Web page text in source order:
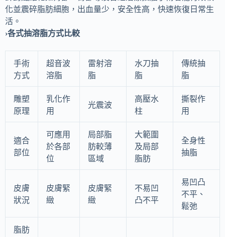
化並震碎脂肪細胞，出血量少，安全性高，快速恢復日常生
活。
›各式抽溶脂方式比較
手術
方式
超音波
溶脂
雷射溶
脂
水刀抽
脂
傳統抽
脂
雕塑
原理
乳化作
用
光震波
高壓水
柱
撕裂作
用
適合
部位
可應用
於各部
位
局部脂
肪較薄
區域
大範圍
及局部
脂肪
全身性
抽脂
皮膚
狀況
皮膚緊
緻
皮膚緊
緻
不易凹
凸不平
易凹凸
不平、
鬆弛
脂肪